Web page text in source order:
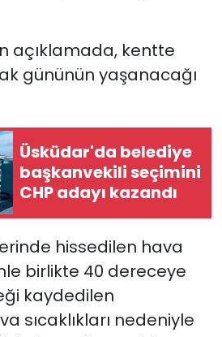
açıklamada, kentte
gününün yaşanacağı
Üsküdar'da belediye
başkanvekili seçimini
CHP adayı kazandı
hissedilen hava
birlikte 40 dereceye
kaydedilen
sıcaklıkları nedeniyle